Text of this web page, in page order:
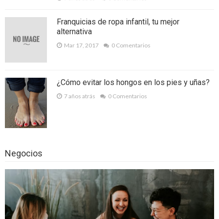
Las App de pago entre amigos… lo último
Las carpas plegables son ideales para la
realización de cualquier evento
Destrucción de papel: ayudando al medio
Curso de extensiones de pestañas, el
complemento perfecto para un maquillaje
hermoso
Las carpas plegables son parte del kit
Franquicias de ropa infantil, tu mejor
alternativa
Mar 17, 2017 0 Comentarios
¿Cómo evitar los hongos en los pies y uñas?
7 años atrás 0 Comentarios
Negocios